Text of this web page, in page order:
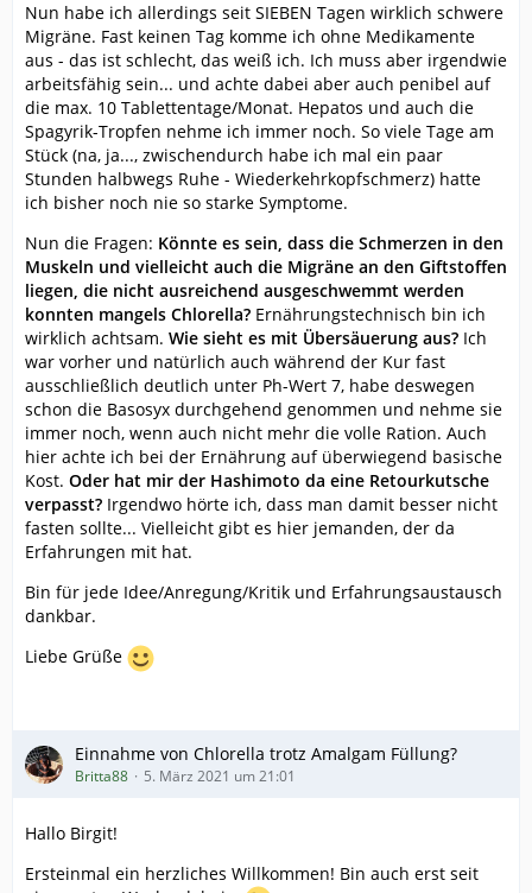
Nun habe ich allerdings seit SIEBEN Tagen wirklich schwere
Migräne. Fast keinen Tag komme ich ohne Medikamente
aus - das ist schlecht, das weiß ich. Ich muss aber irgendwie
arbeitsfähig sein... und achte dabei aber auch penibel auf
die max. 10 Tablettentage/Monat. Hepatos und auch die
Spagyrik-Tropfen nehme ich immer noch. So viele Tage am
Stück (na, ja..., zwischendurch habe ich mal ein paar
Stunden halbwegs Ruhe - Wiederkehrkopfschmerz) hatte
ich bisher noch nie so starke Symptome.
Nun die Fragen: Könnte es sein, dass die Schmerzen in den
Muskeln und vielleicht auch die Migräne an den Giftstoffen
liegen, die nicht ausreichend ausgeschwemmt werden
konnten mangels Chlorella? Ernährungstechnisch bin ich
wirklich achtsam. Wie sieht es mit Übersäuerung aus? Ich
war vorher und natürlich auch während der Kur fast
ausschließlich deutlich unter Ph-Wert 7, habe deswegen
schon die Basosyx durchgehend genommen und nehme sie
immer noch, wenn auch nicht mehr die volle Ration. Auch
hier achte ich bei der Ernährung auf überwiegend basische
Kost. Oder hat mir der Hashimoto da eine Retourkutsche
verpasst? Irgendwo hörte ich, dass man damit besser nicht
fasten sollte... Vielleicht gibt es hier jemanden, der da
Erfahrungen mit hat.
Bin für jede Idee/Anregung/Kritik und Erfahrungsaustausch
dankbar.
Liebe Grüße
Einnahme von Chlorella trotz Amalgam Füllung?
Britta88 5. März 2021 um 21:01
Hallo Birgit!
Ersteinmal ein herzliches Willkommen! Bin auch erst seit